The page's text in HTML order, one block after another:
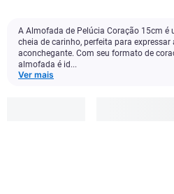
A Almofada de Pelúcia Coração 15cm é
cheia de carinho, perfeita para expressar
aconchegante. Com seu formato de
almofada é id...
Ver mais